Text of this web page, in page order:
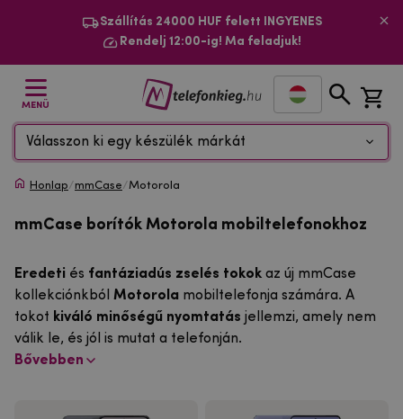
Szállítás 24000 HUF felett INGYENES
Rendelj 12:00-ig! Ma feladjuk!
MENÜ
Válasszon ki egy készülék márkát
Honlap/mmCase/Motorola
mmCase borítók Motorola mobiltelefonokhoz
Eredeti és fantáziadús zselés tokok az új mmCase
kollekciónkból Motorola mobiltelefonja számára. A
tokot kiváló minőségű nyomtatás jellemzi, amely nem
válik le, és jól is mutat a telefonján.
Bővebben